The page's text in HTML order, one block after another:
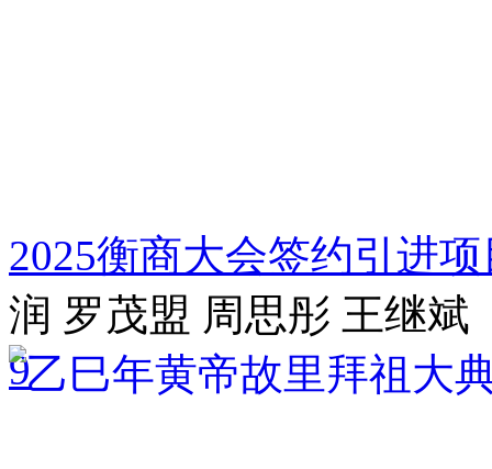
2025衡商大会签约引进
润 罗茂盟 周思彤 王继斌
9